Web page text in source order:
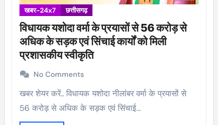
खबर-24x7 छत्तीसगढ़
विधायक यशोदा वर्मा के प्रयासों से 56 करोड़ से
अधिक के सड़क एवं सिंचाई कार्यों को मिली
प्रशासकीय स्वीकृति
No Comments
खबर शेयर करें.. विधायक यशोदा नीलांबर वर्मा के प्रयासों से
56 करोड़ से अधिक के सड़क एवं सिंचाई…